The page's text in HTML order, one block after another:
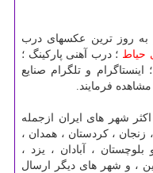
به روز ترین عکسهای درب
حیاط ؛ درب آهنی پارکینگ ؛
و تلگرام صنایع
فرمایند.
شهر های ایران ازجمله
زنجان ، کردستان ، همدان ،
، آبادان ، یزد ،
، و شهر های دیگر ارسال